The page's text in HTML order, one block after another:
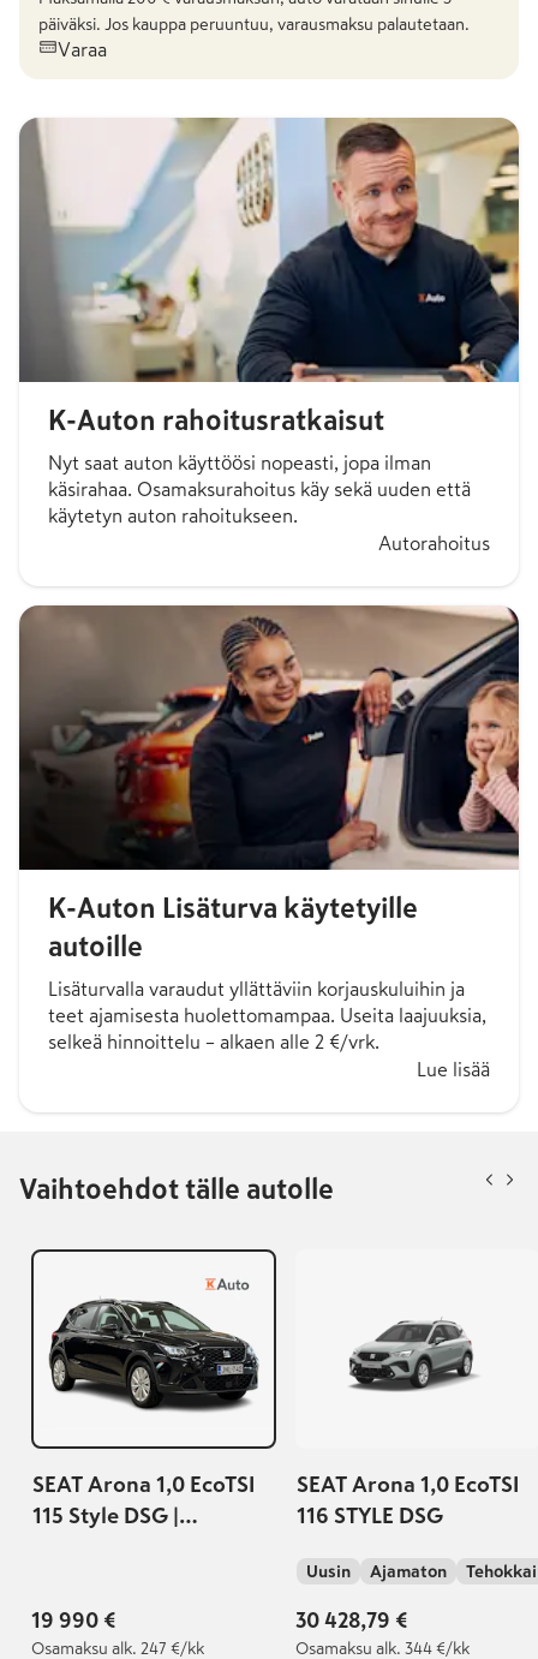
päiväksi. Jos kauppa peruuntuu, varausmaksu palautetaan.
Varaa
K-Auton rahoitusratkaisut
Nyt saat auton käyttöösi nopeasti, jopa ilman
käsirahaa. Osamaksurahoitus käy sekä uuden että
käytetyn auton rahoitukseen.
Autorahoitus
K-Auton Lisäturva käytetyille
autoille
Lisäturvalla varaudut yllättäviin korjauskuluihin ja
teet ajamisesta huolettomampaa. Useita laajuuksia,
selkeä hinnoittelu – alkaen alle 2 €/vrk.
Lue lisää
Vaihtoehdot tälle autolle
SEAT Arona 1,0 EcoTSI
115 Style DSG |
19 990 €
Osamaksu alk. 247 €/kk
SEAT Arona 1,0 EcoTSI
116 STYLE DSG
Uusin Ajamaton
30 428,79 €
Osamaksu alk. 344 €/kk